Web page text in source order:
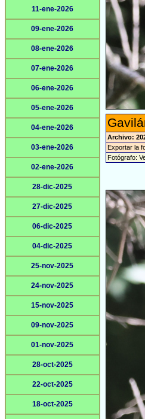
11-ene-2026
09-ene-2026
08-ene-2026
07-ene-2026
06-ene-2026
05-ene-2026
04-ene-2026
03-ene-2026
02-ene-2026
28-dic-2025
27-dic-2025
06-dic-2025
04-dic-2025
25-nov-2025
24-nov-2025
15-nov-2025
09-nov-2025
01-nov-2025
28-oct-2025
22-oct-2025
18-oct-2025
Archivo:
Exportar la
Fotógrafo: